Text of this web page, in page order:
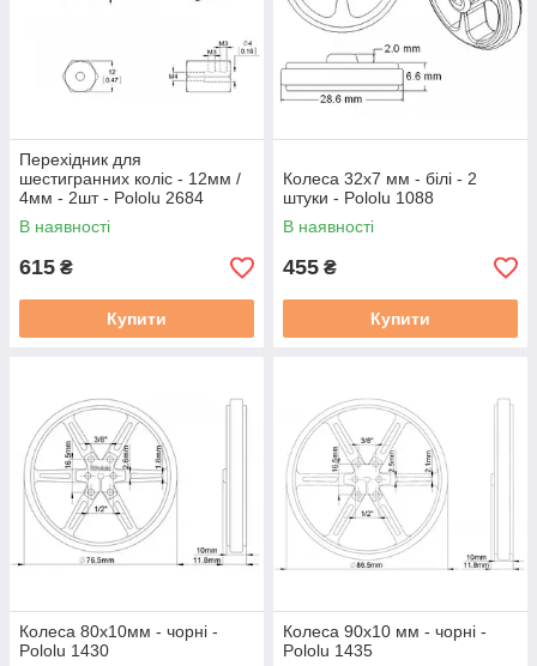
Перехідник для
шестигранних коліс - 12мм /
4мм - 2шт - Pololu 2684
В наявності
615 ₴
Купити
Колеса 32x7 мм - білі - 2
штуки - Pololu 1088
В наявності
455 ₴
Купити
Колеса 80x10мм - чорні -
Pololu 1430
Колеса 90x10 мм - чорні -
Pololu 1435